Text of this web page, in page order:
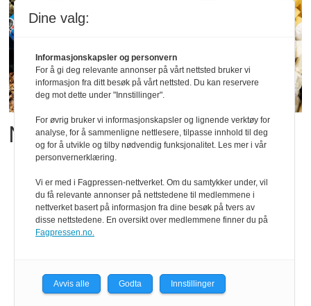
Matgledefinalistene er klare
Dine valg:
Informasjonskapsler og personvern
For å gi deg relevante annonser på vårt nettsted bruker vi
informasjon fra ditt besøk på vårt nettsted. Du kan reservere
deg mot dette under "Innstillinger".
For øvrig bruker vi informasjonskapsler og lignende verktøy for
analyse, for å sammenligne nettlesere, tilpasse innhold til deg
og for å utvikle og tilby nødvendig funksjonalitet. Les mer i vår
personvernerklæring.
Vi er med i Fagpressen-nettverket. Om du samtykker under, vil
du få relevante annonser på nettstedene til medlemmene i
nettverket basert på informasjon fra dine besøk på tvers av
disse nettstedene. En oversikt over medlemmene finner du på
Fagpressen.no.
Avvis alle Godta Innstillinger